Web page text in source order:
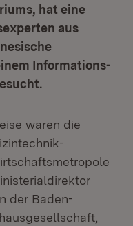
hat eine
aus
Informations-
waren die
der Baden-